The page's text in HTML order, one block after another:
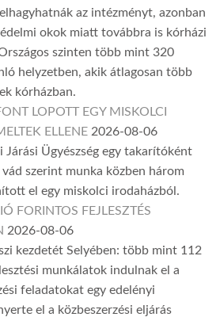
az intézményt, azonban
okok miatt továbbra is kórházi
szinten több mint 320
helyzetben, akik átlagosan több
kórházban.
LOPOTT EGY MISKOLCI
ELLENE 2026-08-06
Ügyészség egy takarítóként
szerint munka közben három
el egy miskolci irodaházból.
FORINTOS FEJLESZTÉS
2026-08-06
kezdetét Selyében: több mint 112
munkálatok indulnak el a
feladatokat egy edelényi
el a közbeszerzési eljárás